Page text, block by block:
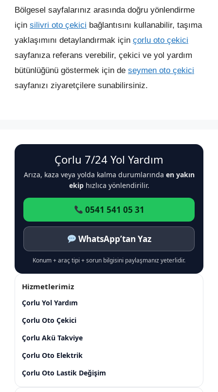
Bölgesel sayfalarınız arasında doğru yönlendirme
için silivri oto çekici bağlantısını kullanabilir, taşıma
yaklaşımını detaylandırmak için çorlu oto çekici
sayfanıza referans verebilir, çekici ve yol yardım
bütünlüğünü göstermek için de seymen oto çekici
sayfanızı ziyaretçilere sunabilirsiniz.
Çorlu 7/24 Yol Yardım
Arıza, kaza veya yolda kalma durumlarında en yakın
ekiphızlıca yönlendirilir.
0541 541 05 31
WhatsApp’tan Yaz
Konum + araç tipi + sorun bilgisini paylaşmanız yeterlidir.
Hizmetlerimiz
Çorlu Yol Yardım
Çorlu Oto Çekici
Çorlu Akü Takviye
Çorlu Oto Elektrik
Çorlu Oto Lastik Değişim